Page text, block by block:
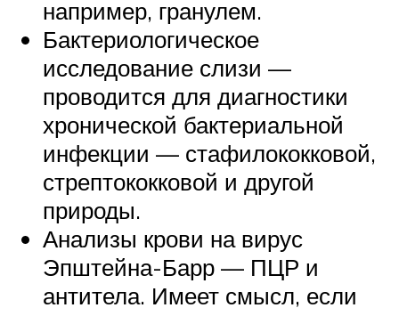
например, гранулем.
Бактериологическое
исследование слизи —
проводится для диагностики
хронической бактериальной
инфекции — стафилококковой,
стрептококковой и другой
природы.
Анализы крови на вирус
Эпштейна-Барр — ПЦР и
антитела. Имеет смысл, если